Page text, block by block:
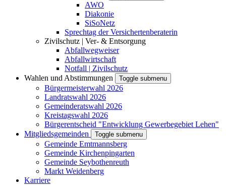
AWO
Diakonie
SiSoNetz
Sprechtag der Versichertenberaterin
Zivilschutz | Ver- & Entsorgung
Abfallwegweiser
Abfallwirtschaft
Notfall | Zivilschutz
Wahlen und Abstimmungen
Toggle submenu
Bürgermeisterwahl 2026
Landratswahl 2026
Gemeinderatswahl 2026
Kreistagswahl 2026
Bürgerentscheid "Entwicklung Gewerbegebiet Lehen"
Mitgliedsgemeinden
Toggle submenu
Gemeinde Emtmannsberg
Gemeinde Kirchenpingarten
Gemeinde Seybothenreuth
Markt Weidenberg
Karriere